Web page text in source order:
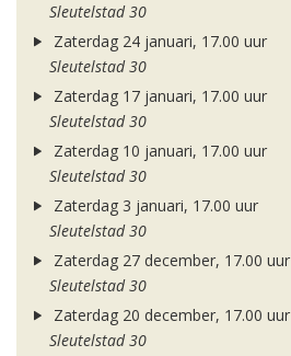
Sleutelstad 30
Zaterdag 24 januari, 17.00 uur
Sleutelstad 30
Zaterdag 17 januari, 17.00 uur
Sleutelstad 30
Zaterdag 10 januari, 17.00 uur
Sleutelstad 30
Zaterdag 3 januari, 17.00 uur
Sleutelstad 30
Zaterdag 27 december, 17.00 uur
Sleutelstad 30
Zaterdag 20 december, 17.00 uur
Sleutelstad 30